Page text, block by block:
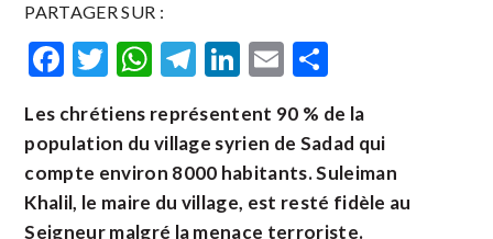
PARTAGER SUR :
Facebook
Twitter
WhatsApp
Telegram
LinkedIn
Email
Les chrétiens représentent 90 % de la
population du village syrien de Sadad qui
compte environ 8000 habitants. Suleiman
Khalil, le maire du village, est resté fidèle au
Seigneur malgré la menace terroriste.